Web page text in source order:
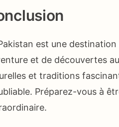
est une
et de découvertes
et traditions
Préparez-vous à